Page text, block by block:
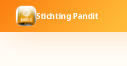
Stichting Pandit